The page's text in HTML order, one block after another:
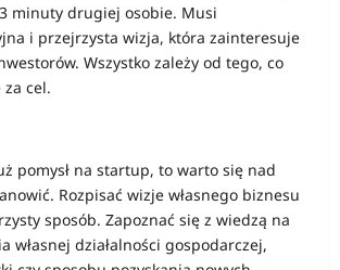
minuty drugiej osobie. Musi
i przejrzysta wizja, która zainteresuje
Wszystko zależy od tego, co
cel.
pomysł na startup, to warto się nad
Rozpisać wizje własnego biznesu
sposób. Zapoznać się z wiedzą na
własnej działalności gospodarczej,